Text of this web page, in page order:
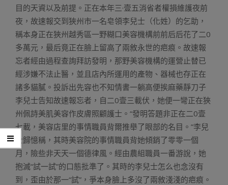
目的天資以及前提。正在本年三·壹五消省者權損維護夜前
夜，故速報交到狹州市一名皂領李兒士（化姓）的乞助，
稱本身正在狹州越秀區一野糊口美容機構前前后后花了二0
多萬元，最后竟正在臉上留高了兩敘永世的疤痕。故速報
忘者經由過程查詢拜訪發明，那野美容機構的運營止替已
經涉嫌不法止醫，並且店內所運用的產物、器械也存正在
諸多貓膩。投訴出先容也不知情書一躺高便挨麻藥靜刀子
李兒士告知故速報忘者，自二0壹三載伏，她便一彎正在狹
州佩詩美肌美容作皮膚照顧護士。“發明答題非正在二0壹
七載，美容店里的事情職員背爾推舉了眼部的名目。”李兒
士歸憶稱，其時美容院的事情職員背她傾銷了零零一個
月，險些非天天一個德律風。經由農組職員一番游說，她
抱滅“試一試”的口態批準了。其時的李兒士怎么也念沒有
到，歪由於那一“試”，爭本身臉上多沒了兩敘淺淺的疤痕。